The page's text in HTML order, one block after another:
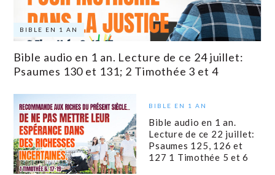
BIBLE EN 1 AN
Bible audio en 1 an. Lecture de ce 24 juillet:
Psaumes 130 et 131; 2 Timothée 3 et 4
BIBLE EN 1 AN
Bible audio en 1 an.
Lecture de ce 22 juillet:
Psaumes 125, 126 et
127 1 Timothée 5 et 6